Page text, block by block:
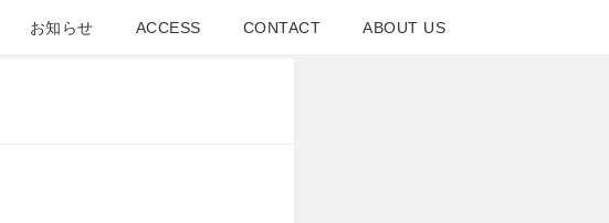
お知らせ ACCESS CONTACT ABOUT US